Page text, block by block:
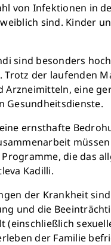
von Infektionen in
sind. Kinder
sind besonders
Trotz der laufenden
Arzneimitteln, eine
Gesundheitsdienste.
ernsthafte
die das
Kadilli.
der Krankheit
und die
(einschließlich
der Familie